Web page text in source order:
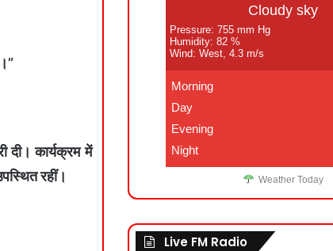
दी। कार्यक्रम में
रहीं।
Cloudy sky
Pressure: 755 mm Hg
Humidity: 82 %
Wind: West, 4.3 m/s
Morning
Day
Evening
Night
Weather Today
Live FM Radio